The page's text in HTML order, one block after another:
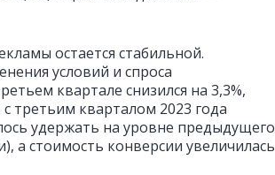
остается стабильной.
условий и спроса
квартале снизился на 3,3%,
третьим кварталом 2023 года
удержать на уровне предыдущего
а стоимость конверсии увеличилась